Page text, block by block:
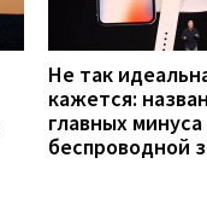
Не так
кажется:
главных минуса
беспроводной